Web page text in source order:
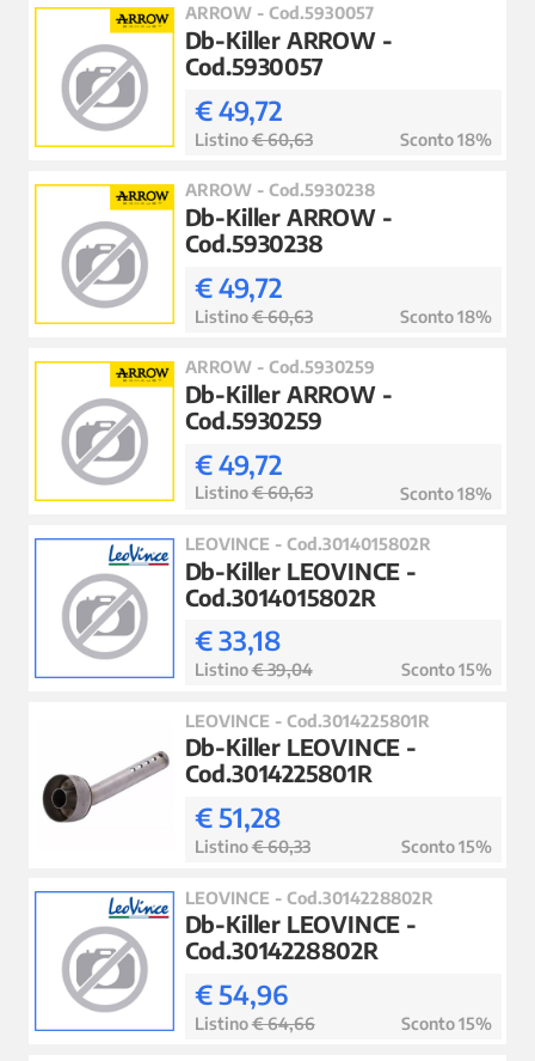
ARROW - Cod.5930057
Db-Killer ARROW -
Cod.5930057
€ 49,72
Listino€ 60,63 Sconto 18%
ARROW - Cod.5930238
Db-Killer ARROW -
Cod.5930238
€ 49,72
Listino€ 60,63 Sconto 18%
ARROW - Cod.5930259
Db-Killer ARROW -
Cod.5930259
€ 49,72
Listino€ 60,63 Sconto 18%
LEOVINCE - Cod.3014015802R
Db-Killer LEOVINCE -
Cod.3014015802R
€ 33,18
Listino€ 39,04 Sconto 15%
LEOVINCE - Cod.3014225801R
Db-Killer LEOVINCE -
Cod.3014225801R
€ 51,28
Listino€ 60,33 Sconto 15%
LEOVINCE - Cod.3014228802R
Db-Killer LEOVINCE -
Cod.3014228802R
€ 54,96
Listino€ 64,66 Sconto 15%